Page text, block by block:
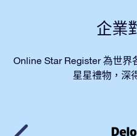
企業
Online Star Register 為世界
星星禮物，深